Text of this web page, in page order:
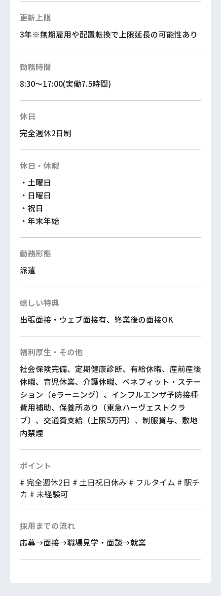
更新上限
3年※無期雇用や配置転換で上限延長の可能性あり
勤務時間
8:30～17:00(実働7.5時間)
休日
完全週休2日制
休日・休暇
・土曜日
・日曜日
・祝日
・年末年始
勤務形態
派遣
嬉しい特典
出張面接・ウェブ面接有、終業後の面接OK
福利厚生・その他
社会保険完備、定期健康診断、有給休暇、産前産後
休暇、育児休業、介護休暇、ベネフィット・ステー
ション（eラーニング）、インフルエンザ予防接種
費用補助、保養所あり（東急ハーヴェストクラ
ブ）、交通費支給（上限5万円）、制服貸与、敷地
内禁煙
ポイント
# 完全週休2日 # 土日祝日休み # フルタイム # 駅チ
カ # 未経験可
採用までの流れ
応募→面接→職場見学・面談→就業